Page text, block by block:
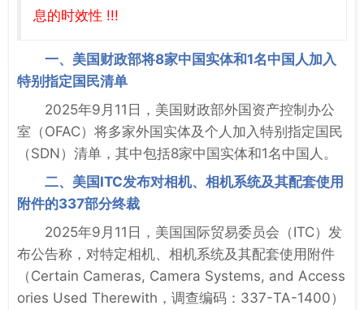
息的时效性 !!!
一、美国财政部将8家中国实体和1名中国人加入
特别指定国民清单
2025年9月11日，美国财政部外国资产控制办公
室（OFAC）将多家外国实体及个人加入特别指定国民
（SDN）清单，其中包括8家中国实体和1名中国人。
二、美国ITC发布对相机、相机系统及其配套使用
附件的337部分终裁
2025年9月11日，美国国际贸易委员会（ITC）发
布公告称，对特定相机、相机系统及其配套使用附件
（Certain Cameras, Camera Systems, and Access
ories Used Therewith，调查编码：337-TA-1400）